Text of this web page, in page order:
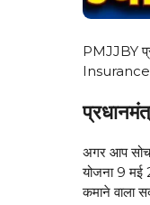
PMJJBY
Insurance
अगर आप सोच
योजना 9 मई
कमाने वाला